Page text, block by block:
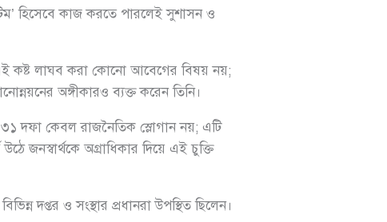
হিসেবে কাজ করতে পারলেই সুশাসন ও
এই কষ্ট লাঘব করা কোনো আবেগের বিষয় নয়;
অঙ্গীকারও ব্যক্ত করেন তিনি।
দফা কেবল রাজনৈতিক স্লোগান নয়; এটি
জনস্বার্থকে অগ্রাধিকার দিয়ে এই চুক্তি
দপ্তর ও সংস্থার প্রধানরা উপস্থিত ছিলেন।